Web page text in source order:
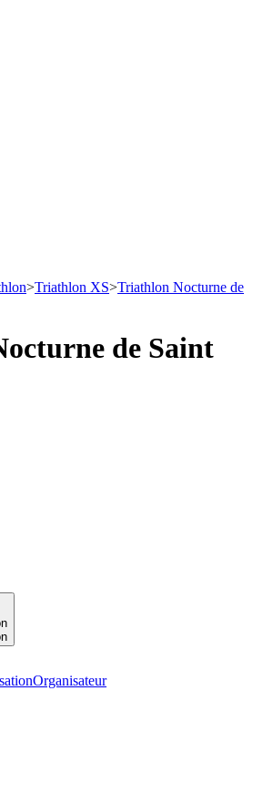
>Triathlon XS>Triathlon Nocturne de
de Saint
Organisateur